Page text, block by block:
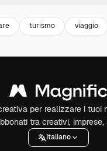
turismo viaggio
per realizzare i tuoi
tra creativi,
Italiano